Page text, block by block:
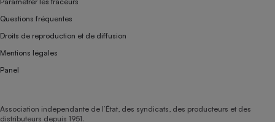
Questions fréquentes
Droits de reproduction et de diffusion
Mentions légales
Panel
Association indépendante de l’État, des syndicats, des producteurs et des
distributeurs depuis 1951.